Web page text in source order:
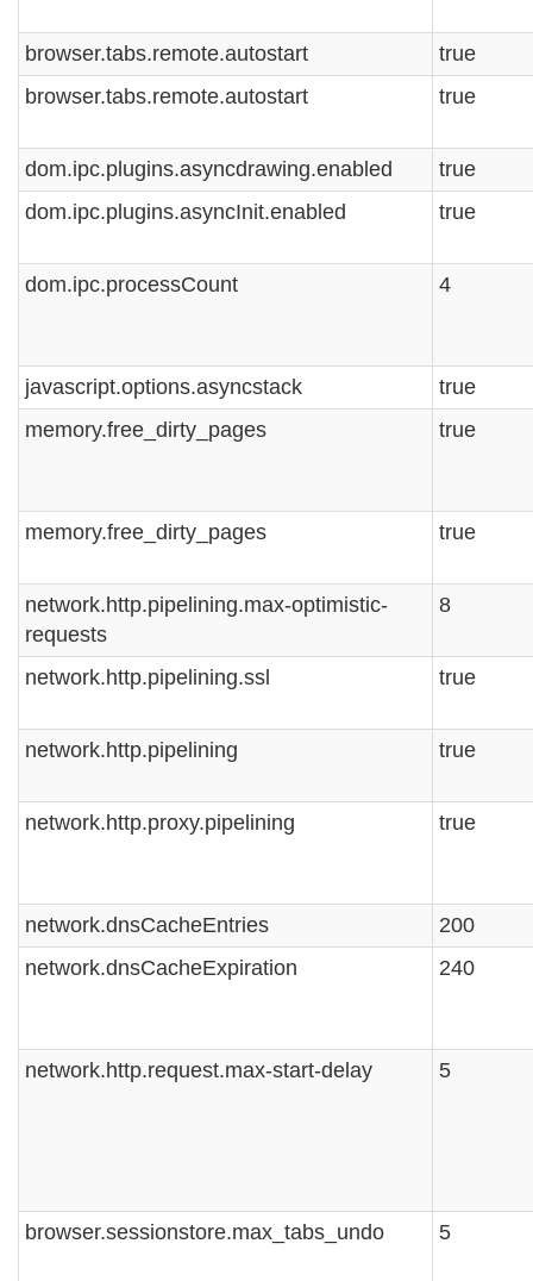
browser.tabs.remote.autostart
true
browser.tabs.remote.autostart
true
dom.ipc.plugins.asyncdrawing.enabled
true
dom.ipc.plugins.asyncInit.enabled
true
dom.ipc.processCount 4
javascript.options.asyncstack
true
memory.free_dirty_pages
true
memory.free_dirty_pages true
network.http.pipelining.max-optimistic-
requests
8
network.http.pipelining.ssl true
network.http.pipelining true
network.http.proxy.pipelining true
network.dnsCacheEntries
200
network.dnsCacheExpiration
240
network.http.request.max-start-delay 5
browser.sessionstore.max_tabs_undo 5